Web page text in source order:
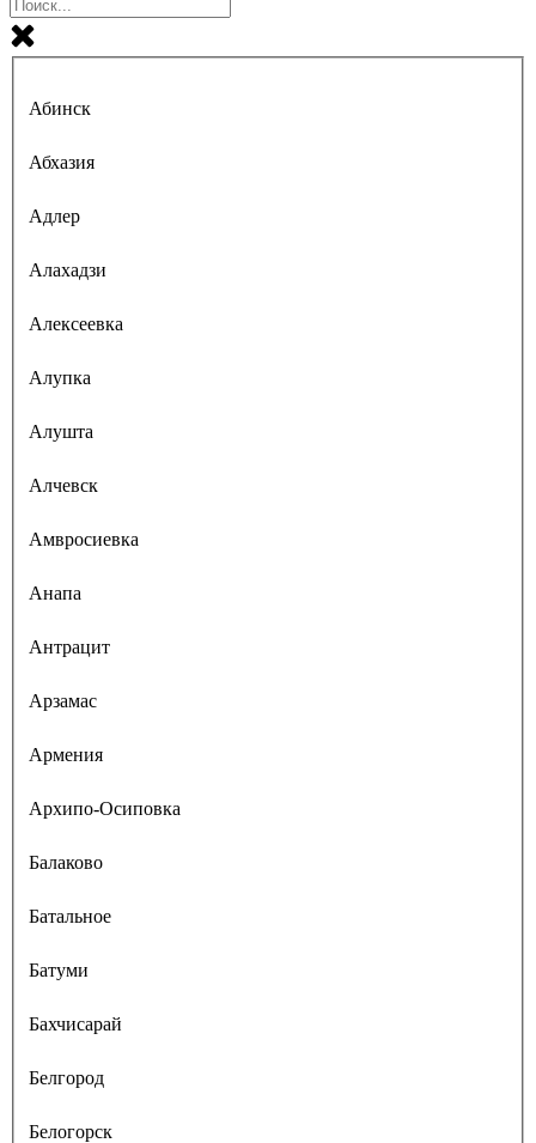
Абинск
Абхазия
Адлер
Алахадзи
Алексеевка
Алупка
Алушта
Алчевск
Амвросиевка
Анапа
Антрацит
Арзамас
Армения
Архипо-Осиповка
Балаково
Батальное
Батуми
Бахчисарай
Белгород
Белогорск